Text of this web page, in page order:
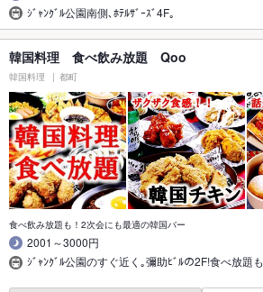
ｼﾞｬﾝｸﾞﾙ公園南側､ﾎﾃﾙｻﾞｰｽﾞ4F｡
韓国料理 食べ飲み放題 Qoo
韓国料理 都町
食べ飲み放題も！2次会にも最適の韓国バー
2001～3000円
ｼﾞｬﾝｸﾞﾙ公園のすぐ近く｡彌助ﾋﾞﾙの2F!食べ放題も